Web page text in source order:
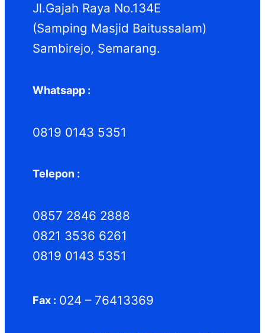
Jl.Gajah Raya No.134E
(Samping Masjid Baitussalam)
Sambirejo, Semarang.
Whatsapp :
0819 0143 5351
Telepon :
0857 2846 2888
0821 3536 6261
0819 0143 5351
Fax : 024 – 76413369